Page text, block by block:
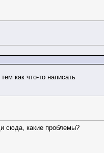
как что-то написать
сюда, какие проблемы?